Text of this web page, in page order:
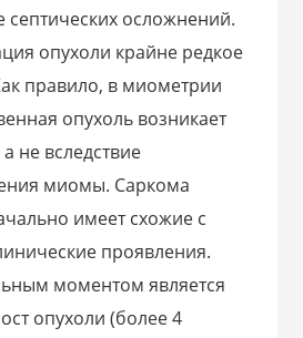
септических осложнений.
опухоли крайне редкое
правило, в миометрии
опухоль возникает
не вследствие
миомы. Саркома
имеет схожие с
проявления.
моментом является
опухоли (более 4